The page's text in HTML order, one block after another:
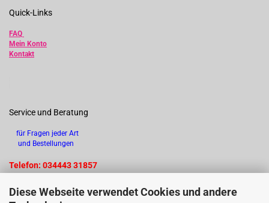
Diese Webseite verwendet Cookies und andere
Quick-Links
FAQ
Mein Konto
Kontakt
Service und Beratung
für Fragen jeder Art
und Bestellungen
Telefon: 034443 31857